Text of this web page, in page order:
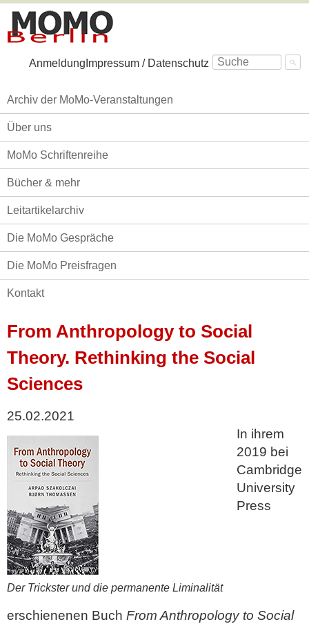
Navigation
Anmeldung Impressum / Datenschutz
Navigation
Archiv der MoMo-Veranstaltungen
Über uns
MoMo Schriftenreihe
Bücher & mehr
Leitartikelarchiv
Die MoMo Gespräche
Die MoMo Preisfragen
Kontakt
From Anthropology to Social
Theory. Rethinking the Social
Sciences
25.02.2021
Der Trickster und die permanente Liminalität
In ihrem
2019 bei
Cambridge
University
Press
erschienenen Buch From Anthropology to Social